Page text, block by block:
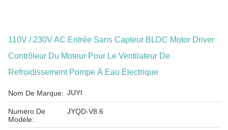
110V / 230V AC Entrée Sans Capteur BLDC Motor Driver
Contrôleur Du Moteur Pour Le Ventilateur De
Refroidissement Pompe À Eau Électrique
Nom De Marque: JUYI
Numéro De
Modèle:
JYQD-V8.6